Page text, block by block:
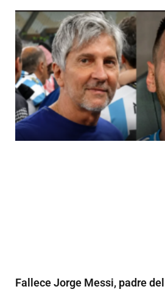
Fallece Jorge Messi, padre